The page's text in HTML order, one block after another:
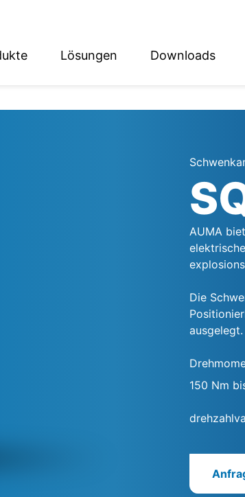
Lösungen Downloads
AUMA
Die
ausgelegt.
150 Nm